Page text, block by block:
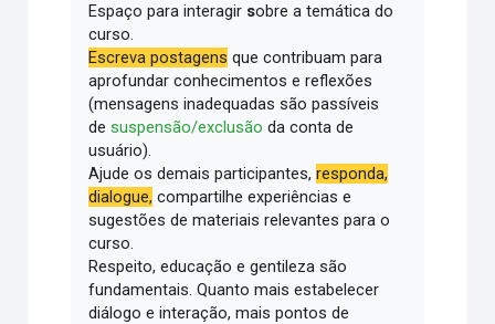
Espaço para interagir sobre a temática do
curso.
Escreva postagens que contribuam para
aprofundar conhecimentos e reflexões
(mensagens inadequadas são passíveis
desuspensão/exclusão da conta de
usuário).
Ajude os demais participantes,responda,
dialogue, compartilhe experiências e
sugestões de materiais relevantes para o
curso.
Respeito, educação e gentileza são
fundamentais.Quanto mais estabelecer
diálogo e interação, mais pontos de